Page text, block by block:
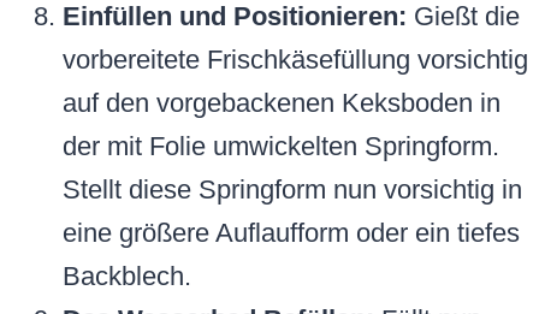
Einfüllen und Positionieren: Gießt die
vorbereitete Frischkäsefüllung vorsichtig
auf den vorgebackenen Keksboden in
der mit Folie umwickelten Springform.
Stellt diese Springform nun vorsichtig in
eine größere Auflaufform oder ein tiefes
Backblech.